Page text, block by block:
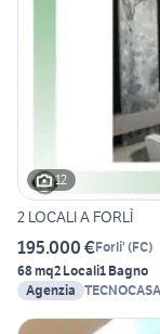
12
2 LOCALI A FORLÌ
195.000 €Forli' (FC)
68 mq2 Locali1 Bagno
Agenzia